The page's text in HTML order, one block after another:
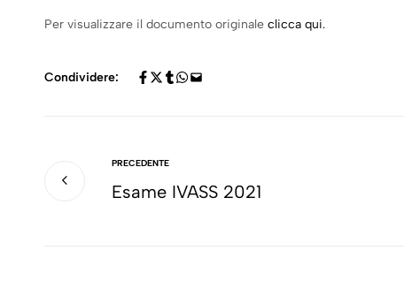
Per visualizzare il documento originale clicca qui.
Condividere:
PRECEDENTE
Esame IVASS 2021